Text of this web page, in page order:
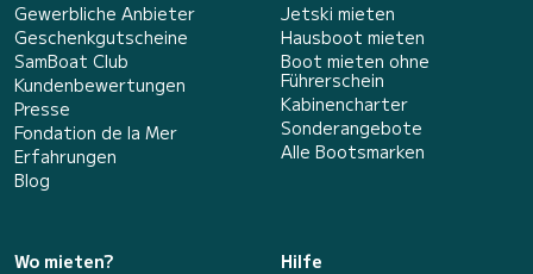
Gewerbliche Anbieter
Geschenkgutscheine
SamBoat Club
Kundenbewertungen
Presse
Fondation de la Mer
Erfahrungen
Blog
Jetski mieten
Hausboot mieten
Boot mieten ohne
Führerschein
Kabinencharter
Sonderangebote
Alle Bootsmarken
Wo mieten?
Hilfe